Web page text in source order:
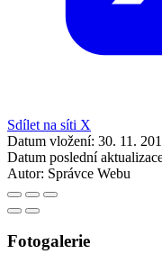
Sdílet na síti X
Datum vložení: 30. 11.
Datum poslední
Autor: Správce Webu
Fotogalerie